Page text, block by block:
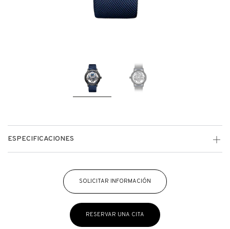
ESPECIFICACIONES
SOLICITAR INFORMACIÓN
RESERVAR UNA CITA